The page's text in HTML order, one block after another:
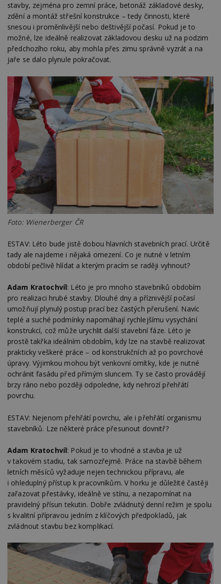
stavby, zejména pro zemní práce, betonáž základové desky,
zdění a montáž střešní konstrukce – tedy činnosti, které
snesou i proměnlivější nebo deštivější počasí. Pokud je to
možné, lze ideálně realizovat základovou desku už na podzim
předchozího roku, aby mohla přes zimu správně vyzrát a na
jaře se dalo plynule pokračovat.
Foto: Wienerberger ČR
ESTAV: Léto bude jistě dobou hlavních stavebních prací. Určitě
tady ale najdeme i nějaká omezení. Co je nutné v letním
období pečlivě hlídat a kterým pracím se raději vyhnout?
Adam Kratochvíl: Léto je pro mnoho stavebníků obdobím
pro realizaci hrubé stavby. Dlouhé dny a příznivější počasí
umožňují plynulý postup prací bez častých přerušení. Navíc
teplé a suché podmínky napomáhají rychlejšímu vysychání
konstrukcí, což může urychlit další stavební fáze. Léto je
prostě takřka ideálním obdobím, kdy lze na stavbě realizovat
prakticky veškeré práce – od konstrukčních až po povrchové
úpravy. Výjimkou mohou být venkovní omítky, kde je nutné
ochránit fasádu před přímým sluncem. Ty se často provádějí
brzy ráno nebo později odpoledne, kdy nehrozí přehřátí
povrchu.
ESTAV: Nejenom přehřátí povrchu, ale i přehřátí organismu
stavebníků. Lze některé práce přesunout dovnitř?
Adam Kratochvíl: Pokud je to vhodné a stavba je už
v takovém stadiu, tak samozřejmě. Práce na stavbě během
letních měsíců vyžaduje nejen technickou přípravu, ale
i ohleduplný přístup k pracovníkům. V horku je důležité častěji
zařazovat přestávky, ideálně ve stínu, a nezapomínat na
pravidelný přísun tekutin. Dobře zvládnutý denní režim je spolu
s kvalitní přípravou jedním z klíčových předpokladů, jak
zvládnout stavbu bez komplikací.